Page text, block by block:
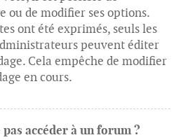
ou de modifier ses options.
ont été exprimés, seuls les
peuvent éditer
Cela empêche de modifier
en cours.
accéder à un forum ?